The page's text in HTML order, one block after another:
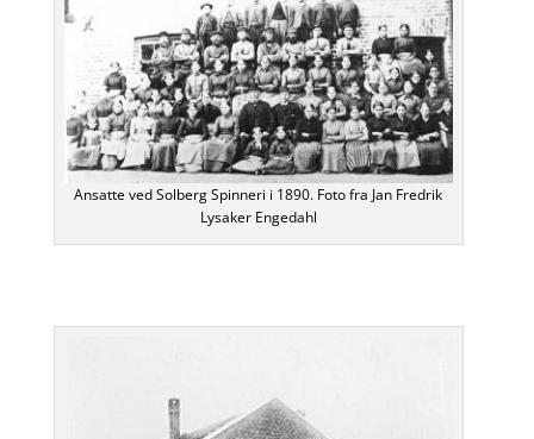
Ansatte ved Solberg Spinneri i 1890. Foto fra Jan Fredrik
Lysaker Engedahl